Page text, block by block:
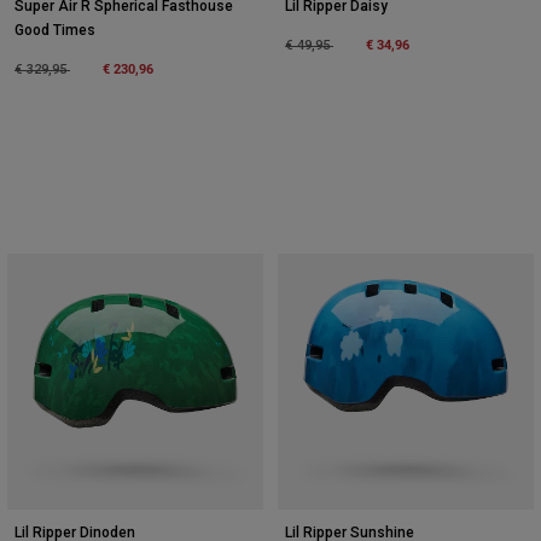
Super Air R Spherical Fasthouse
Good Times
Price reduced from
€ 329,95to € 230,96
Lil Ripper Daisy
Price reduced from
€ 49,95to € 34,96
Lil Ripper Dinoden Lil Ripper Sunshine